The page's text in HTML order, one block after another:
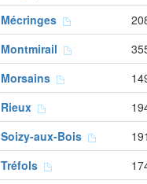
Mécringes
Montmirail
Morsains
Rieux
Soizy-aux-Bois 191
Tréfols